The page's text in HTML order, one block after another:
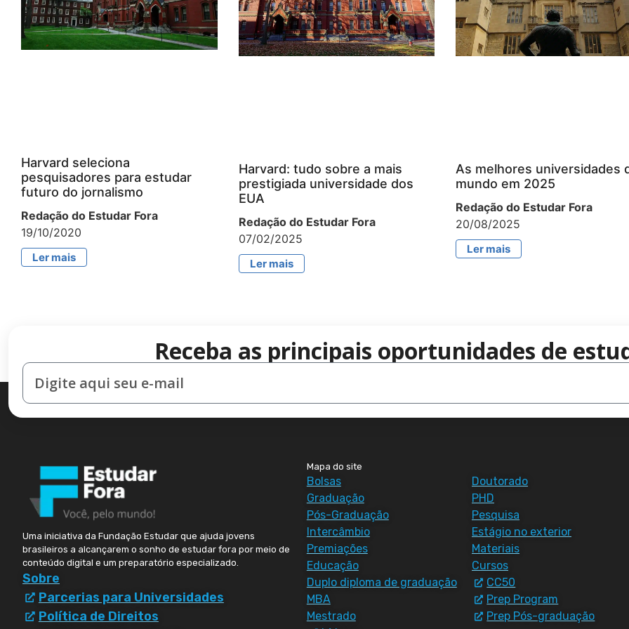
Harvard seleciona
pesquisadores para estudar
futuro do jornalismo
Redação do Estudar Fora
19/10/2020
Ler mais
Harvard: tudo sobre a mais
prestigiada universidade dos
EUA
Redação do Estudar Fora
07/02/2025
Ler mais
As melhores universidades
mundo em 2025
Redação do Estudar Fora
20/08/2025
Ler mais
Receba as principais oportunidades de
Uma iniciativa da Fundação Estudar que ajuda jovens
brasileiros a alcançarem o sonho de estudar fora por meio de
conteúdo digital e um preparatório especializado.
Sobre
Parcerias para Universidades
Política de Direitos
Mapa do site
Bolsas
Graduação
Pós-Graduação
Intercâmbio
Premiações
Educação
Duplo diploma de graduação
MBA
Mestrado
Doutorado
PHD
Pesquisa
Estágio no exterior
Materiais
Cursos
CC50
Prep Program
Prep Pós-graduação